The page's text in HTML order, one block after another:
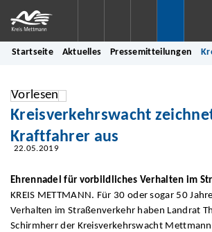
Startseite Aktuelles Pressemitteilungen
Vorlesen
Kreisverkehrswacht
Kraftfahrer aus
22.05.2019
Ehrennadel für vorbildliches Verhalten im
KREIS METTMANN. Für 30 oder sogar 50
Verhalten im Straßenverkehr haben Landrat
Schirmherr der Kreisverkehrswacht